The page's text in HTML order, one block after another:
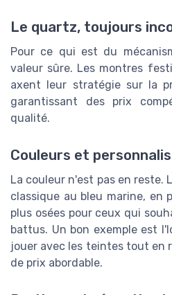
Le quartz, toujours
Pour ce qui est du
valeur sûre. Les montres
axent leur stratégie sur la
garantissant des prix
qualité.
Couleurs et
La couleur n'est pas en reste.
classique au bleu marine, en
plus osées pour ceux qui
battus. Un bon exemple est
jouer avec les teintes tout en
de prix abordable.